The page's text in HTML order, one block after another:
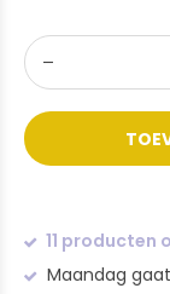
11 producten
Maandag